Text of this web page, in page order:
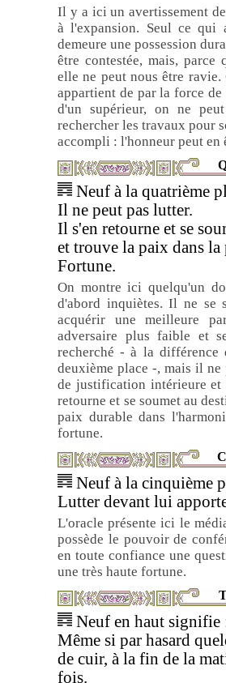
Il y a ici un avertissement
à l'expansion. Seul ce qui
demeure une possession
être contestée, mais, parce
elle ne peut nous être
appartient de par la force
d'un supérieur, on ne
rechercher les travaux pour
accompli : l'honneur peut en
Neuf à la quatrième
Il ne peut pas lutter.
Il s'en retourne et se
et trouve la paix dans la
Fortune.
On montre ici quelqu'un
d'abord inquiètes. Il ne se
acquérir une meilleure
adversaire plus faible et
recherché - à la
deuxième place -, mais il
de justification intérieure et
retourne et se soumet au
paix durable dans
fortune.
Neuf à la cinquième
Lutter devant lui
L'oracle présente ici le
possède le pouvoir de
en toute confiance une
une très haute fortune.
Neuf en haut signifie
Même si par hasard
de cuir, à la fin de la
fois.